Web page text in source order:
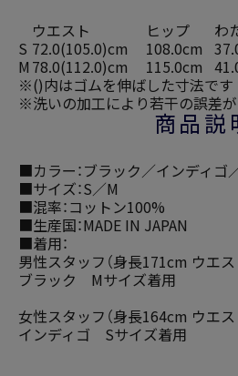
ウエスト ヒップ わ
S 72.0(105.0)cm 108.0cm
M 78.0(112.0)cm 115.0cm
※()内はゴムを伸ばした寸法です
※洗いの加工により若干の誤差
商品説
■カラー：ブラック／インディゴ
■サイズ：S／M
■混率：コットン100%
■生産国：MADE IN JAPAN
■着用：
男性スタッフ（身長171cm ウエ
ブラック Mサイズ着用
女性スタッフ（身長164cm ウエ
インディゴ Sサイズ着用